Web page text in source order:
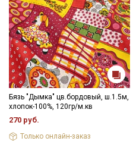
Бязь "Дымка" цв.бордовый, ш.1.5м,
хлопок-100%, 120гр/м.кв
270 руб.
Только онлайн-заказ